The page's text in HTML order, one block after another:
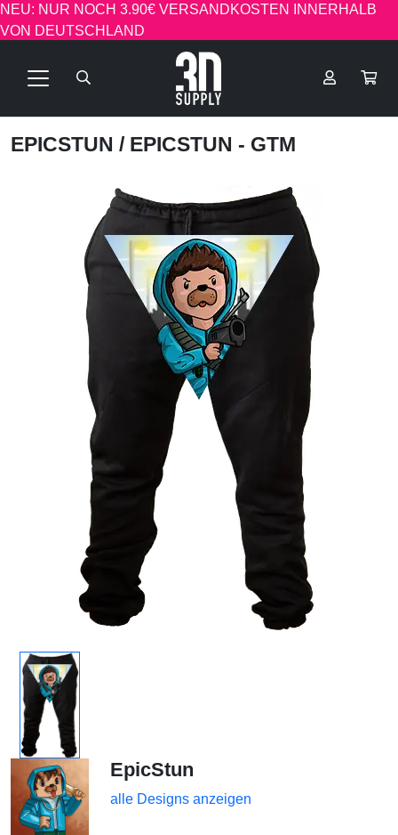
NEU: NUR NOCH 3.90€ VERSANDKOSTEN INNERHALB
VON DEUTSCHLAND
EPICSTUN / EPICSTUN - GTM
EpicStun
alle Designs anzeigen